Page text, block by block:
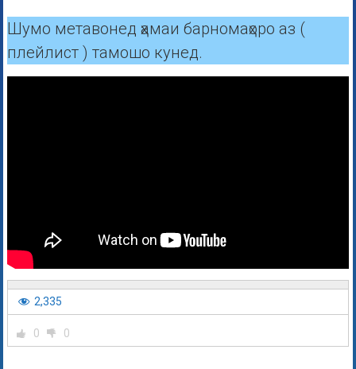
Шумо метавонед ҳамаи барномаҳоро аз (
плейлист ) тамошо кунед.
2,335
0 0